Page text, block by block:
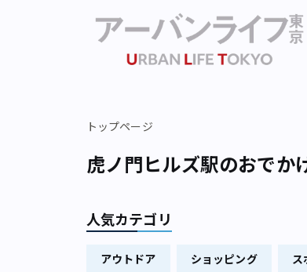
トップページ
虎ノ門ヒルズ駅のおでか
人気カテゴリ
アウトドア ショッピング ス